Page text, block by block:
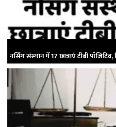
नर्सिंग संस्थान में 17 छात्राएं टीबी पॉजिटिव,